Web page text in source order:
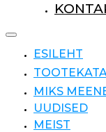
ESILEHT
MIKS
UUDISED
MEIST